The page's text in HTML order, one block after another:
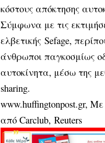
κόστους απόκτησης
Σύμφωνα με τις
ελβετικής Sefage,
άνθρωποι παγκοσμίως
αυτοκίνητα, μέσω της
sharing.
www.huffingtonpost.gr,
από Carclub, Reuters